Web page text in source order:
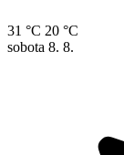
31 °C 20 °C
sobota 8. 8.